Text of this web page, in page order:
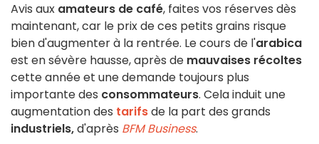
Avis aux amateurs de café, faites vos réserves dès
maintenant, car le prix de ces petits grains risque
bien d'augmenter à la rentrée. Le cours de l'arabica
est en sévère hausse, après de mauvaises récoltes
cette année et une demande toujours plus
importante des consommateurs. Cela induit une
augmentation des tarifsde la part des grands
industriels,d'après BFM Business.